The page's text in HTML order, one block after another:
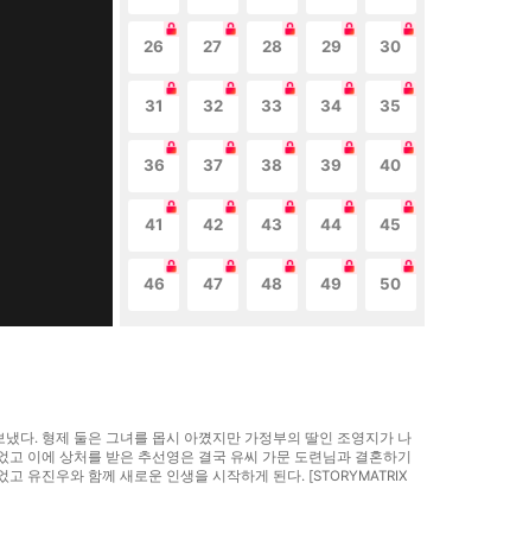
26 27 28 29 30
31 32 33 34 35
36 37 38 39 40
41 42 43 44 45
46 47 48 49 50
다. 형제 둘은 그녀를 몹시 아꼈지만 가정부의 딸인 조영지가 나
이에 상처를 받은 추선영은 결국 유씨 가문 도련님과 결혼하기
유진우와 함께 새로운 인생을 시작하게 된다. [STORYMATRIX